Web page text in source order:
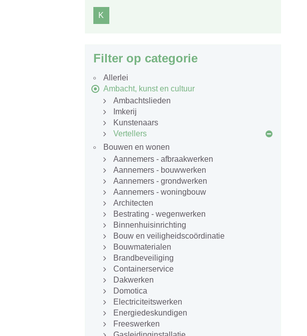
K
Filter op categorie
Allerlei
Ambacht, kunst en cultuur
Ambachtslieden
Imkerij
Kunstenaars
Vertellers
Bouwen en wonen
Aannemers - afbraakwerken
Aannemers - bouwwerken
Aannemers - grondwerken
Aannemers - woningbouw
Architecten
Bestrating - wegenwerken
Binnenhuisinrichting
Bouw en veiligheidscoördinatie
Bouwmaterialen
Brandbeveiliging
Containerservice
Dakwerken
Domotica
Electriciteitswerken
Energiedeskundigen
Freeswerken